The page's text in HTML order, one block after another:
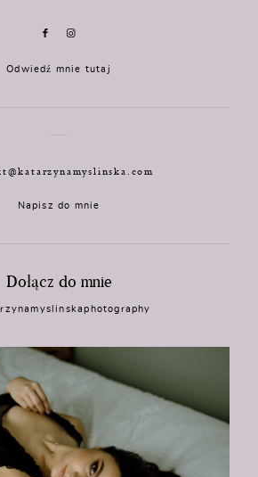
Odwiedź mnie tutaj
Napisz do mnie
Dołącz do mnie